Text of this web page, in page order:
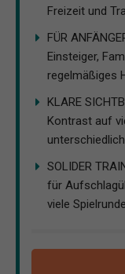
Freizeit und
FÜR
Einsteiger,
regelmäßiges
KLARE
Kontrast auf
SOLIDER
für
viele